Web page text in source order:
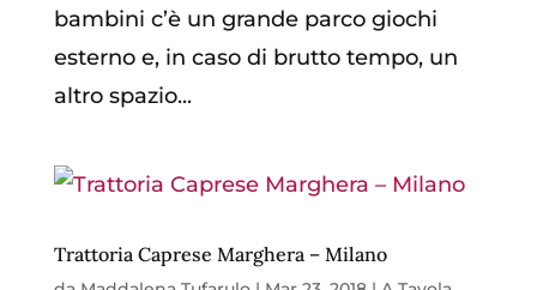
bambini c’è un grande parco giochi
esterno e, in caso di brutto tempo, un
altro spazio...
Trattoria Caprese Marghera – Milano